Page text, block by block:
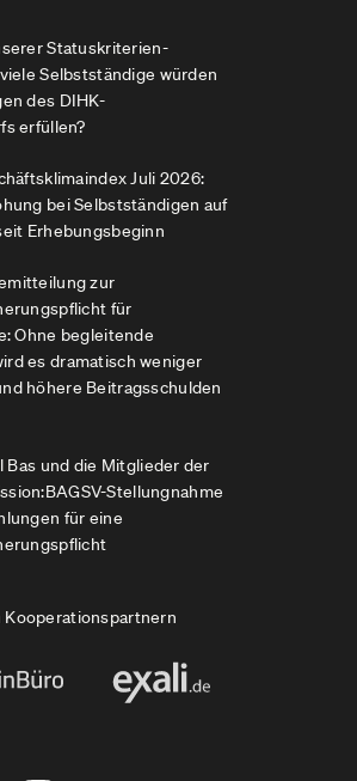
Statuskriterien-
Selbstständige würden
des DIHK-
erfüllen?
Juli 2026:
bei Selbstständigen auf
Erhebungsbeginn
zur
für
Ohne begleitende
es dramatisch weniger
höhere Beitragsschulden
Bas und die Mitglieder der
Stellungnahme
für eine
Kooperationspartnern